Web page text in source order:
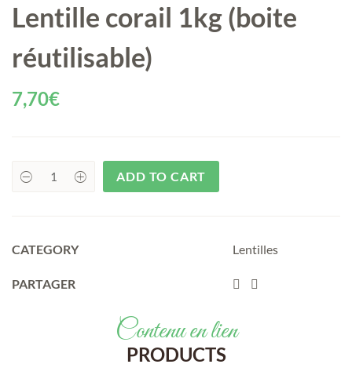
Lentille corail 1kg (boite
réutilisable)
7,70€
uantité ADD TO CART
CATEGORY Lentilles
PARTAGER
Contenu en lien
PRODUCTS